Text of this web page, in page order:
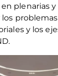
plenarias y
y los